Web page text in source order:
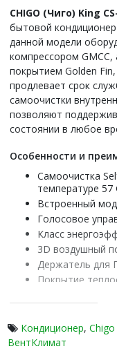
CHIGO (Чиго) King CS
бытовой
данной модели
компрессором
покрытием Golden
продлевает срок
самоочистки
позволяют
состоянии в любое
Особенности и
Самоочистка
температуре 57
Встроенный
Голосовое
Класс
3D воздушный
Держатель для
Покрытие
Управление
жалюзи с
Кондиционер,
ВентКлимат